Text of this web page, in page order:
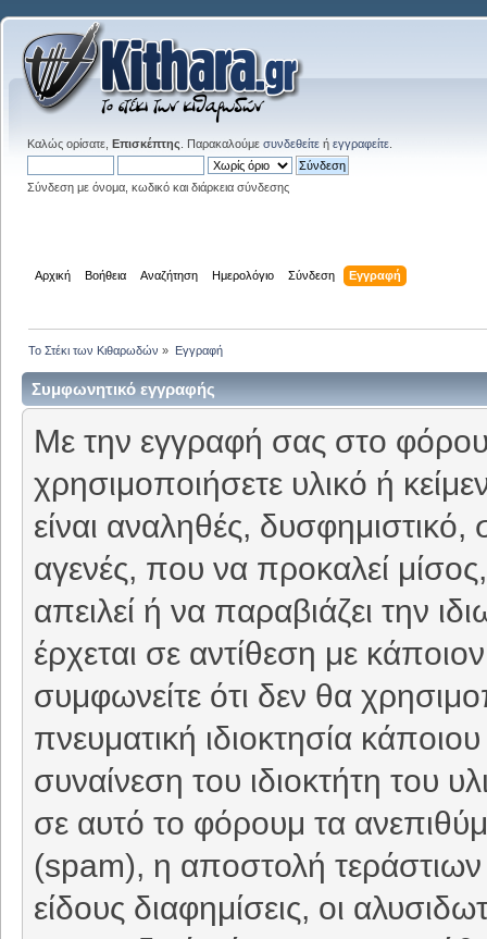
Καλώς ορίσατε, Επισκέπτης . Παρακαλούμε συνδεθείτε ή εγγραφείτε
Σύνδεση με όνομα, κωδικό και διάρκεια σύνδεσης
Αρχική Βοήθεια Αναζήτηση Ημερολόγιο Σύνδεση Εγγραφή
Το Στέκι των Κιθαρωδών » Εγγραφή
Συμφωνητικό εγγραφής
Με την εγγραφή σας στο
χρησιμοποιήσετε υλικό ή
είναι αναληθές, δυσφημιστικό,
αγενές, που να προκαλεί
απειλεί ή να παραβιάζει την
έρχεται σε αντίθεση με
συμφωνείτε ότι δεν θα
πνευματική ιδιοκτησία
συναίνεση του ιδιοκτήτη του
σε αυτό το φόρουμ τα
(spam), η αποστολή
είδους διαφημίσεις, οι